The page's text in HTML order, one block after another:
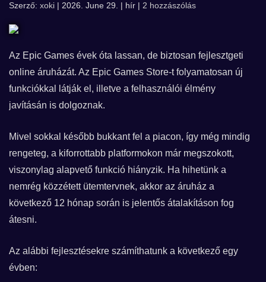
Szerző: xoki | 2026. June 29. | hír | 2 hozzászólás
Az Epic Games évek óta lassan, de biztosan fejlesztgeti
online áruházát. Az Epic Games Store-t folyamatosan új
funkciókkal látják el, illetve a felhasználói élmény
javításán is dolgoznak.
Mivel sokkal később bukkant fel a piacon, így még mindig
rengeteg, a kiforrottabb platformokon már megszokott,
viszonylag alapvető funkció hiányzik. Ha hihetünk a
nemrég közzétett ütemtervnek, akkor az áruház a
következő 12 hónap során is jelentős átalakításon fog
átesni.
Az alábbi fejlesztésekre számíthatunk a következő egy
évben: